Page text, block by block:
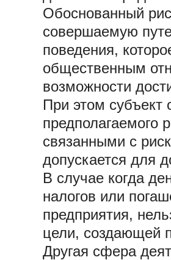
Обоснованный
совершаемую
поведения,
общественным
возможности
При этом субъект
предполагаемого
связанными с
допускается для
В случае когда
налогов или
предприятия,
цели, создающей
Другая сфера